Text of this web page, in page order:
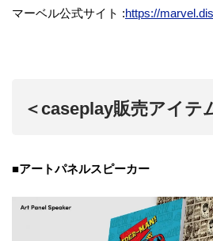
マーベル公式サイト :https://
＜caseplay販売アイテ
■アートパネルスピーカー